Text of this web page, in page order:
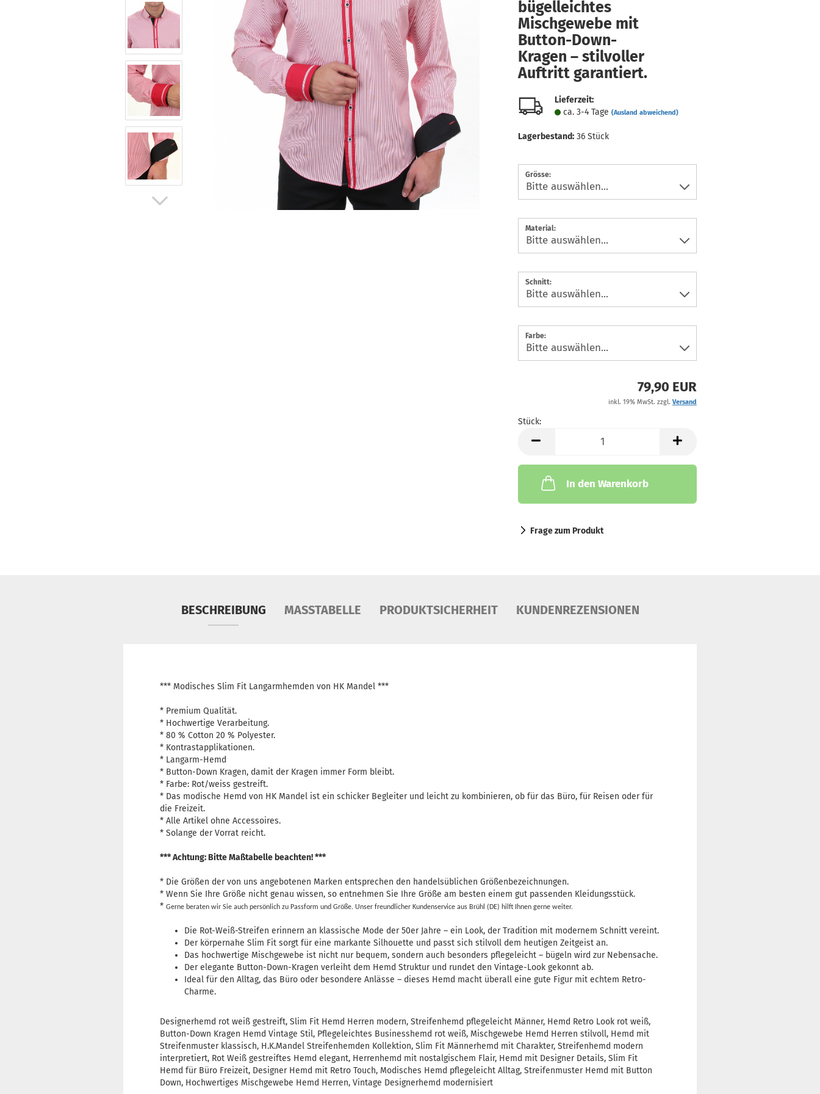
bügelleichtes
Mischgewebe mit
Button-Down-
Kragen – stilvoller
Auftritt garantiert.
Lieferzeit:
ca. 3-4 Tage (Ausland abweichend)
Lagerbestand: 36 Stück
Grösse:
Material:
Schnitt:
Farbe:
79,90 EUR
inkl. 19% MwSt. zzgl. Versand
Stück:
Stück
In den Warenkorb
Frage zum Produkt
BESCHREIBUNG MASSTABELLE PRODUKTSICHERHEIT KUNDENREZENSIONEN
*** Modisches Slim Fit Langarmhemden von HK Mandel ***
* Premium Qualität.
* Hochwertige Verarbeitung.
* 80 % Cotton 20 % Polyester.
* Kontrastapplikationen.
* Langarm-Hemd
* Button-Down Kragen, damit der Kragen immer Form bleibt.
* Farbe: Rot/weiss gestreift.
* Das modische Hemd von HK Mandel ist ein schicker Begleiter und leicht zu kombinieren, ob für das Büro, für Reisen oder für
die Freizeit.
* Alle Artikel ohne Accessoires.
* Solange der Vorrat reicht.
*** Achtung: Bitte Maßtabelle beachten! ***
* Die Größen der von uns angebotenen Marken entsprechen den handelsüblichen Größenbezeichnungen.
* Wenn Sie Ihre Größe nicht genau wissen, so entnehmen Sie Ihre Größe am besten einem gut passenden Kleidungsstück.
* Gerne beraten wir Sie auch persönlich zu Passform und Größe. Unser freundlicher Kundenservice aus Brühl (DE) hilft Ihnen gerne weiter.
Die Rot-Weiß-Streifen erinnern an klassische Mode der 50er Jahre – ein Look, der Tradition mit modernem Schnitt vereint.
Der körpernahe Slim Fit sorgt für eine markante Silhouette und passt sich stilvoll dem heutigen Zeitgeist an.
Das hochwertige Mischgewebe ist nicht nur bequem, sondern auch besonders pflegeleicht – bügeln wird zur Nebensache.
Der elegante Button-Down-Kragen verleiht dem Hemd Struktur und rundet den Vintage-Look gekonnt ab.
Ideal für den Alltag, das Büro oder besondere Anlässe – dieses Hemd macht überall eine gute Figur mit echtem Retro-
Charme.
Designerhemd rot weiß gestreift, Slim Fit Hemd Herren modern, Streifenhemd pflegeleicht Männer, Hemd Retro Look rot weiß,
Button-Down Kragen Hemd Vintage Stil, Pflegeleichtes Businesshemd rot weiß, Mischgewebe Hemd Herren stilvoll, Hemd mit
Streifenmuster klassisch, H.K.Mandel Streifenhemden Kollektion, Slim Fit Männerhemd mit Charakter, Streifenhemd modern
interpretiert, Rot Weiß gestreiftes Hemd elegant, Herrenhemd mit nostalgischem Flair, Hemd mit Designer Details, Slim Fit
Hemd für Büro Freizeit, Designer Hemd mit Retro Touch, Modisches Hemd pflegeleicht Alltag, Streifenmuster Hemd mit Button
Down, Hochwertiges Mischgewebe Hemd Herren, Vintage Designerhemd modernisiert